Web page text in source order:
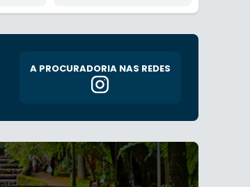
A PROCURADORIA NAS REDES